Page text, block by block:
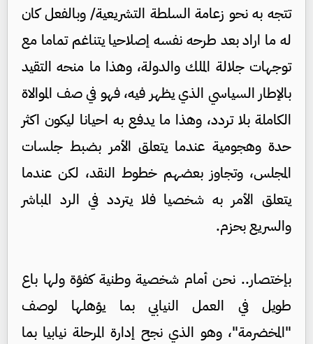
تتجه به نحو زعامة السلطة التشريعية/ وبالفعل كان
له ما اراد بعد طرحه نفسه إصلاحيا يتناغم تماما مع
توجهات جلالة الملك والدولة، وهذا ما منحه التقيد
بالإطار السياسي الذي يظهر فيه، فهو في صف الموالاة
الكاملة بلا تردد، وهذا ما يدفع به احيانا ليكون اكثر
حدة وهجومية عندما يتعلق الأمر بضبط جلسات
المجلس، وتجاوز بعضهم خطوط النقد، لكن عندما
يتعلق الأمر به شخصيا فلا يتردد في الرد المباشر
والسريع بحزم.
بإختصار.. نحن أمام شخصية وطنية كفؤة ولها باع
طويل في العمل النيابي بما يؤهلها لوصف
"المخضرمة"، وهو الذي نجح إدارة المرحلة نيابيا بما